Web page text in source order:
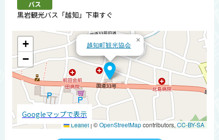
バス
黒岩観光バス「越知」下車すぐ
越知町観光協会
×
+
−
Leaflet | ©OpenStreetMapcontributors, CC-BY-SA
Googleマップで表示